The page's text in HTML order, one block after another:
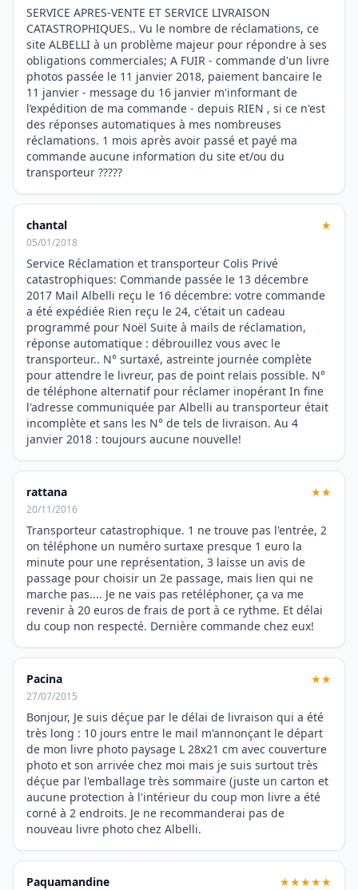
SERVICE APRES-VENTE ET SERVICE LIVRAISON
CATASTROPHIQUES.. Vu le nombre de réclamations, ce
site ALBELLI à un problème majeur pour répondre à ses
obligations commerciales; A FUIR - commande d'un livre
photos passée le 11 janvier 2018, paiement bancaire le
11 janvier - message du 16 janvier m'informant de
l’expédition de ma commande - depuis RIEN , si ce n'est
des réponses automatiques à mes nombreuses
réclamations. 1 mois après avoir passé et payé ma
commande aucune information du site et/ou du
transporteur ?????
chantal ★
05/01/2018
Service Réclamation et transporteur Colis Privé
catastrophiques: Commande passée le 13 décembre
2017 Mail Albelli reçu le 16 décembre: votre commande
a été expédiée Rien reçu le 24, c'était un cadeau
programmé pour Noël Suite à mails de réclamation,
réponse automatique : débrouillez vous avec le
transporteur.. N° surtaxé, astreinte journée complète
pour attendre le livreur, pas de point relais possible. N°
de téléphone alternatif pour réclamer inopérant In fine
l'adresse communiquée par Albelli au transporteur était
incomplète et sans les N° de tels de livraison. Au 4
janvier 2018 : toujours aucune nouvelle!
rattana ★★
20/11/2016
Transporteur catastrophique. 1 ne trouve pas l'entrée, 2
on téléphone un numéro surtaxe presque 1 euro la
minute pour une représentation, 3 laisse un avis de
passage pour choisir un 2e passage, mais lien qui ne
marche pas.... Je ne vais pas retéléphoner, ça va me
revenir à 20 euros de frais de port à ce rythme. Et délai
du coup non respecté. Dernière commande chez eux!
Pacina ★★
27/07/2015
Bonjour, Je suis déçue par le délai de livraison qui a été
très long : 10 jours entre le mail m'annonçant le départ
de mon livre photo paysage L 28x21 cm avec couverture
photo et son arrivée chez moi mais je suis surtout très
déçue par l'emballage très sommaire (juste un carton et
aucune protection à l'intérieur du coup mon livre a été
corné à 2 endroits. Je ne recommanderai pas de
nouveau livre photo chez Albelli.
Paquamandine ★★★★★